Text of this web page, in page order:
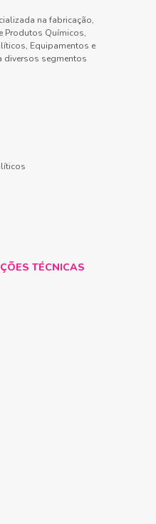
na fabricação,
Produtos Químicos,
Equipamentos e
diversos segmentos
TÉCNICAS